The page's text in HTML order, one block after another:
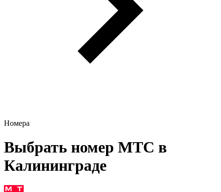
Номера
Выбрать номер МТС в
Калининграде